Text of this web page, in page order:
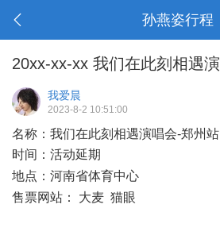
孙燕姿行程
20xx-xx-xx 我们在此刻相遇
我爱晨
2023-8-2 10:51:00
名称：我们在此刻相遇演唱会-郑州站
时间：活动延期
地点：河南省体育中心
售票网站： 大麦 猫眼